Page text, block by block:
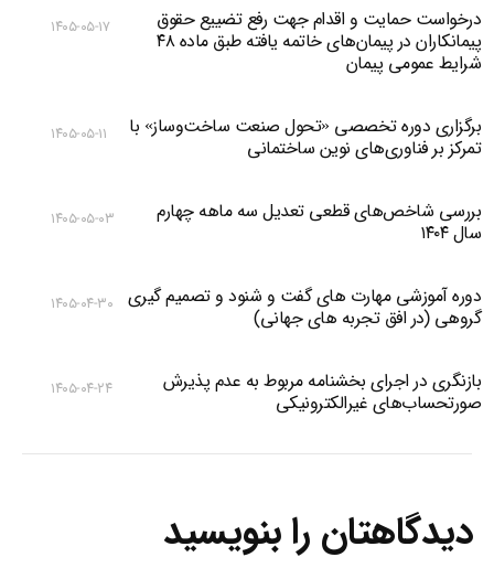
درخواست حمایت و اقدام جهت رفع تضییع حقوق
پیمانکاران در پیمان‌های خاتمه یافته طبق ماده ۴۸
شرایط عمومی پیمان
۱۴۰۵-۰۵-۱۷
برگزاری دوره تخصصی «تحول صنعت ساخت‌وساز» با
تمرکز بر فناوری‌های نوین ساختمانی
۱۴۰۵-۰۵-۱۱
بررسی شاخص‌های قطعی تعدیل سه ماهه چهارم
سال ۱۴۰۴
۱۴۰۵-۰۵-۰۳
دوره آموزشی مهارت های گفت و شنود و تصمیم گیری
گروهی (در افق تجربه های جهانی)
۱۴۰۵-۰۴-۳۰
بازنگری در اجرای بخشنامه مربوط به عدم پذیرش
صورتحساب‌های غیرالکترونیکی
۱۴۰۵-۰۴-۲۴
دیدگاهتان را بنویسید